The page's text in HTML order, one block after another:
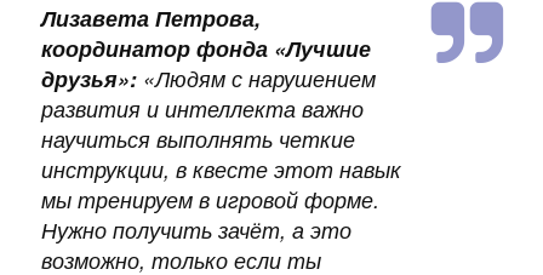
Лизавета Петрова,
координатор фонда «Лучшие
друзья»:«Людям с нарушением
развития и интеллекта важно
научиться выполнять четкие
инструкции, в квесте этот навык
мы тренируем в игровой форме.
Нужно получить зачёт, а это
возможно, только если ты